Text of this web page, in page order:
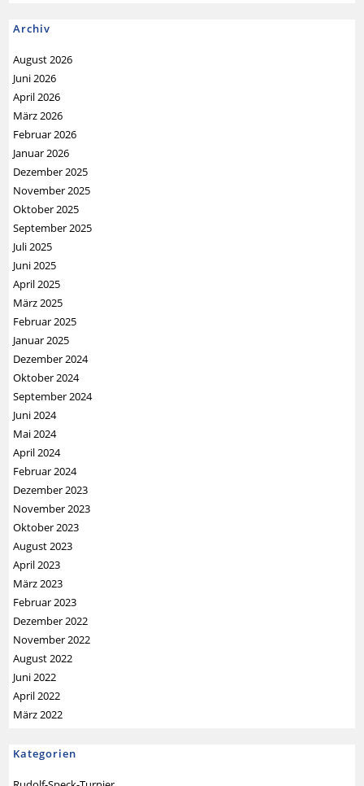
Archiv
August 2026
Juni 2026
April 2026
März 2026
Februar 2026
Januar 2026
Dezember 2025
November 2025
Oktober 2025
September 2025
Juli 2025
Juni 2025
April 2025
März 2025
Februar 2025
Januar 2025
Dezember 2024
Oktober 2024
September 2024
Juni 2024
Mai 2024
April 2024
Februar 2024
Dezember 2023
November 2023
Oktober 2023
August 2023
April 2023
März 2023
Februar 2023
Dezember 2022
November 2022
August 2022
Juni 2022
April 2022
März 2022
Kategorien